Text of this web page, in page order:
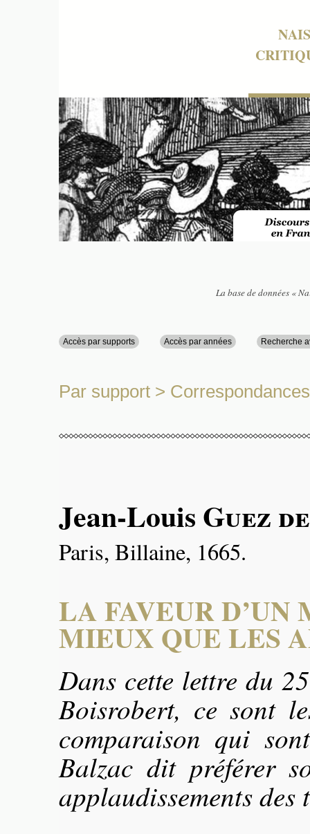
La base de données «
Accès par supports Accès par années Recherche
Par support > Correspondances
Jean-LouisGuez
Paris, Billaine, 1665.
LA FAVEUR D’UN
MIEUX QUE LES
Dans cette lettre du
Boisrobert, ce sont
comparaison qui
Balzac dit préférer
applaudissements des